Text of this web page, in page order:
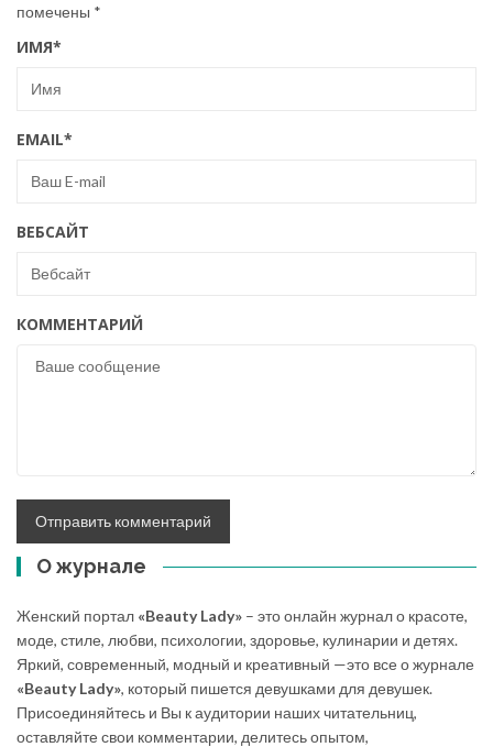
помечены *
ИМЯ*
EMAIL*
ВЕБСАЙТ
КОММЕНТАРИЙ
О журнале
Женский портал «Beauty Lady» – это онлайн журнал о красоте,
моде, стиле, любви, психологии, здоровье, кулинарии и детях.
Яркий, современный, модный и креативный —это все о журнале
«Beauty Lady», который пишется девушками для девушек.
Присоединяйтесь и Вы к аудитории наших читательниц,
оставляйте свои комментарии, делитесь опытом,